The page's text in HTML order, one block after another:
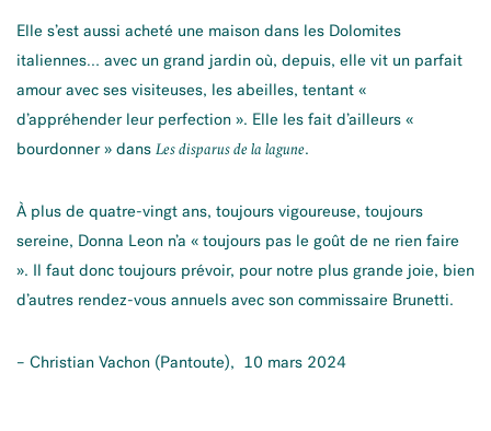
Elle s’est aussi acheté une maison dans les Dolomites
italiennes… avec un grand jardin où, depuis, elle vit un parfait
amour avec ses visiteuses, les abeilles, tentant «
d’appréhender leur perfection ». Elle les fait d’ailleurs «
bourdonner » dans Les disparus de la lagune.
À plus de quatre-vingt ans, toujours vigoureuse, toujours
sereine, Donna Leon n’a « toujours pas le goût de ne rien faire
». Il faut donc toujours prévoir, pour notre plus grande joie, bien
d’autres rendez-vous annuels avec son commissaire Brunetti.
– Christian Vachon (Pantoute), 10 mars 2024